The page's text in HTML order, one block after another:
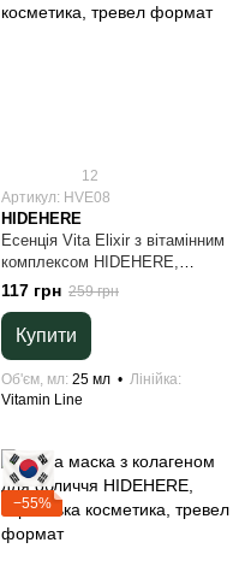
12
Артикул: HVE08
HIDEHERE
Есенція Vita Elixir з вітамінним
комплексом HIDEHERE,
корейська косметика, тревел
формат
117 грн 259 грн
Купити
Об'єм, мл 25 мл
Лінійка
Vitamin Line
−55%